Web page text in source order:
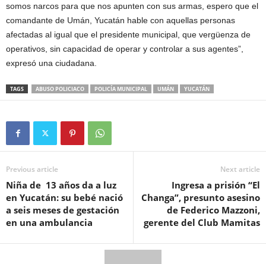
somos narcos para que nos apunten con sus armas, espero que el
comandante de Umán, Yucatán hable con aquellas personas
afectadas al igual que el presidente municipal, que vergüenza de
operativos, sin capacidad de operar y controlar a sus agentes”,
expresó una ciudadana.
TAGS ABUSO POLICIACO POLICÍA MUNICIPAL UMÁN YUCATÁN
Previous article
Niña de 13 años da a luz
en Yucatán: su bebé nació
a seis meses de gestación
en una ambulancia
Next article
Ingresa a prisión “El
Changa”, presunto asesino
de Federico Mazzoni,
gerente del Club Mamitas